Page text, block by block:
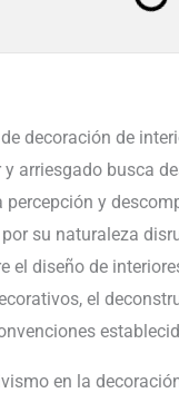
decoración de
arriesgado busca
y
su naturaleza
el diseño de
el
en la